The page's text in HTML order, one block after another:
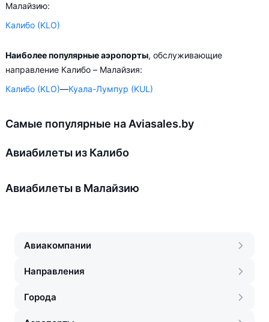
Малайзию:
Калибо (KLO)
Наиболее популярные аэропорты, обслуживающие
направление Калибо – Малайзия:
Калибо (KLO)—Куала-Лумпур (KUL)
Самые популярные на Aviasales.by
Авиабилеты из Калибо
Авиабилеты в Малайзию
Авиакомпании
Направления
Города